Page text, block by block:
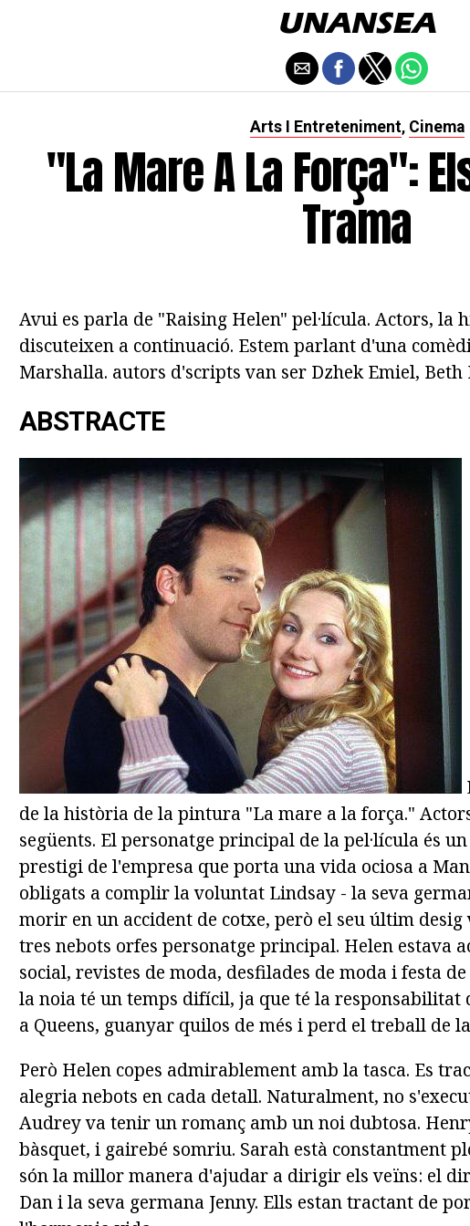
Arts I Entreteniment, Cinema
"La Mare A La Força":
Trama
Avui es parla de "Raising Helen" pel·lícula. Actors, la
discuteixen a continuació. Estem parlant d'una
Marshalla. autors d'scripts van ser Dzhek Emiel, Beth
ABSTRACTE
de la història de la pintura "La mare a la força."
següents. El personatge principal de la pel·lícula és
prestigi de l'empresa que porta una vida ociosa a
obligats a complir la voluntat Lindsay - la seva
morir en un accident de cotxe, però el seu últim
tres nebots orfes personatge principal. Helen estava
social, revistes de moda, desfilades de moda i festa
la noia té un temps difícil, ja que té la responsabilitat
a Queens, guanyar quilos de més i perd el treball de
Però Helen copes admirablement amb la tasca. Es
alegria nebots en cada detall. Naturalment, no
Audrey va tenir un romanç amb un noi dubtosa.
bàsquet, i gairebé somriu. Sarah està constantment
són la millor manera d'ajudar a dirigir els veïns: el
Dan i la seva germana Jenny. Ells estan tractant de